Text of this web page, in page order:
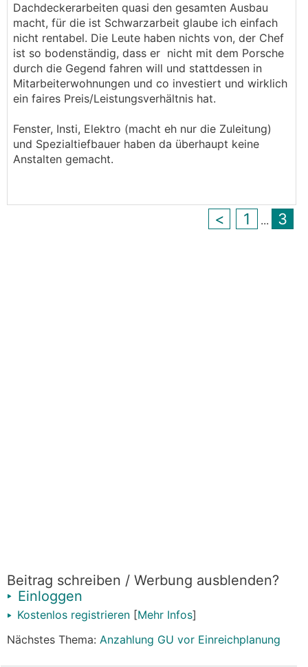
Wäre meine Frau da nicht gerade zwischen Tür
und Angel mit anderen Arbeiten eingedeckt
gewesen (der kam ja ohne Termin vorbei),
weswegen sie gar nicht richtig gecheckt hat, was
uns der Typ da verticken will - sie hätte ihn mit
dem nassen Fetzen davongejagt. Denn da reden
wir schließlich von einer großen Fassadenfirma,
Staat bereichert hätte. Und die machen x
Fassaden pro Jahr. So eine Unverfrohrenheit
macht schon ehrlich sprachlos.
Dachdeckerarbeiten quasi den gesamten Ausbau
macht, für die ist Schwarzarbeit glaube ich einfach
nicht rentabel. Die Leute haben nichts von, der Chef
ist so bodenständig, dass er nicht mit dem Porsche
durch die Gegend fahren will und stattdessen in
Mitarbeiterwohnungen und co investiert und wirklich
ein faires Preis/Leistungsverhältnis hat.
Fenster, Insti, Elektro (macht eh nur die Zuleitung)
und Spezialtiefbauer haben da überhaupt keine
Anstalten gemacht.
< 1 ... 3
Beitrag schreiben / Werbung ausblenden?
Einloggen
Kostenlos registrieren [Mehr Infos]
Nächstes Thema: Anzahlung GU vor Einreichplanung